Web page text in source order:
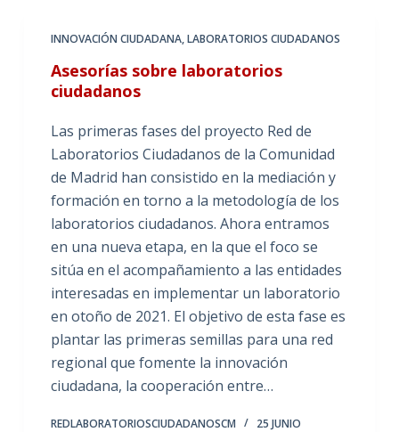
INNOVACIÓN CIUDADANA,LABORATORIOS CIUDADANOS
Asesorías sobre laboratorios
ciudadanos
Las primeras fases del proyecto Red de
Laboratorios Ciudadanos de la Comunidad
de Madrid han consistido en la mediación y
formación en torno a la metodología de los
laboratorios ciudadanos. Ahora entramos
en una nueva etapa, en la que el foco se
sitúa en el acompañamiento a las entidades
interesadas en implementar un laboratorio
en otoño de 2021. El objetivo de esta fase es
plantar las primeras semillas para una red
regional que fomente la innovación
ciudadana, la cooperación entre…
REDLABORATORIOSCIUDADANOSCM
25 JUNIO